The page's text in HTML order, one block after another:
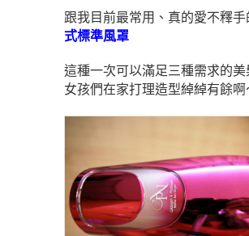
跟我目前最常用、真的愛不釋手
式標準風罩
這種一次可以滿足三種需求的美
女孩們在家打理造型綽綽有餘啊